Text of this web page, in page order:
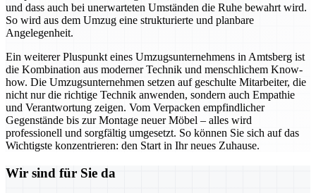
und dass auch bei unerwarteten Umständen die Ruhe bewahrt wird.
So wird aus dem Umzug eine strukturierte und planbare
Angelegenheit.
Ein weiterer Pluspunkt eines Umzugsunternehmens in Amtsberg ist
die Kombination aus moderner Technik und menschlichem Know-
how. Die Umzugsunternehmen setzen auf geschulte Mitarbeiter, die
nicht nur die richtige Technik anwenden, sondern auch Empathie
und Verantwortung zeigen. Vom Verpacken empfindlicher
Gegenstände bis zur Montage neuer Möbel – alles wird
professionell und sorgfältig umgesetzt. So können Sie sich auf das
Wichtigste konzentrieren: den Start in Ihr neues Zuhause.
Wir sind für Sie da